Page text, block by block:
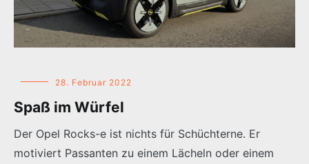
28. Februar 2022
Spaß im Würfel
Der Opel Rocks-e ist nichts für Schüchterne. Er
motiviert Passanten zu einem Lächeln oder einem